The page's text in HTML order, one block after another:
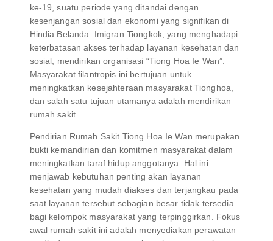
ke-19, suatu periode yang ditandai dengan
kesenjangan sosial dan ekonomi yang signifikan di
Hindia Belanda. Imigran Tiongkok, yang menghadapi
keterbatasan akses terhadap layanan kesehatan dan
sosial, mendirikan organisasi “Tiong Hoa Ie Wan”.
Masyarakat filantropis ini bertujuan untuk
meningkatkan kesejahteraan masyarakat Tionghoa,
dan salah satu tujuan utamanya adalah mendirikan
rumah sakit.
Pendirian Rumah Sakit Tiong Hoa Ie Wan merupakan
bukti kemandirian dan komitmen masyarakat dalam
meningkatkan taraf hidup anggotanya. Hal ini
menjawab kebutuhan penting akan layanan
kesehatan yang mudah diakses dan terjangkau pada
saat layanan tersebut sebagian besar tidak tersedia
bagi kelompok masyarakat yang terpinggirkan. Fokus
awal rumah sakit ini adalah menyediakan perawatan